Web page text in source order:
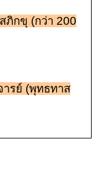
ภิกขุ (กว่า 200
ารย์ (พุทธทาส